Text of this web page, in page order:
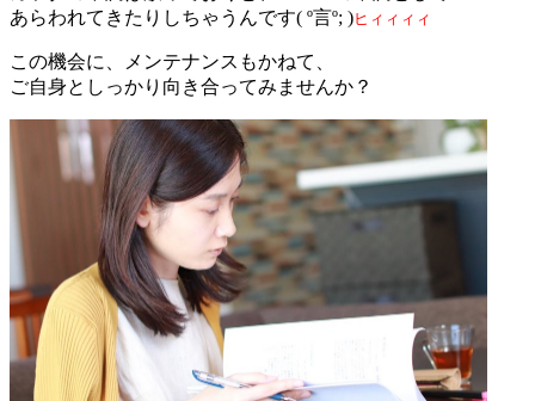
あらわれてきたりしちゃうんです( º言º; )ヒィィィィ
この機会に、メンテナンスもかねて、
ご自身としっかり向き合ってみませんか？